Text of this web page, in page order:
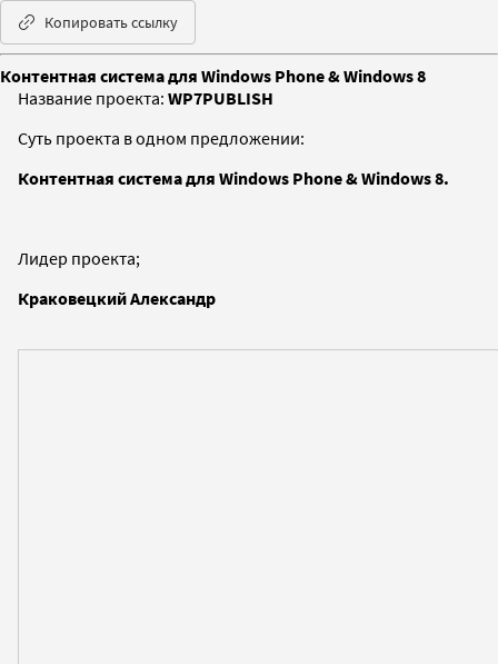
Копировать ссылку
Контентная система для Windows Phone & Windows 8
Название проекта: WP7PUBLISH
Суть проекта в одном предложении:
Контентная система для Windows Phone & Windows 8.
Лидер проекта;
Краковецкий Александр